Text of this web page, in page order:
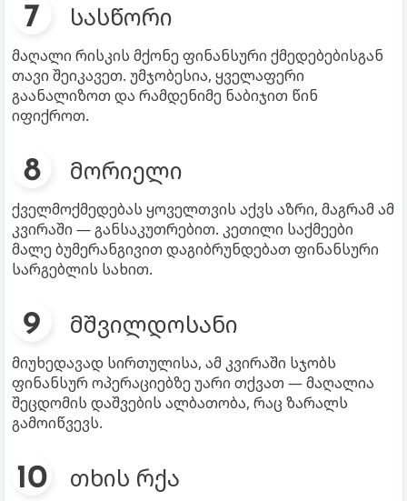
სასწორი
მაღალი რისკის მქონე ფინანსური ქმედებებისგან
თავი შეიკავეთ. უმჯობესია, ყველაფერი
გაანალიზოთ და რამდენიმე ნაბიჯით წინ
იფიქროთ.
მორიელი
ქველმოქმედებას ყოველთვის აქვს აზრი, მაგრამ ამ
კვირაში — განსაკუთრებით. კეთილი საქმეები
მალე ბუმერანგივით დაგიბრუნდებათ ფინანსური
სარგებლის სახით.
მშვილდოსანი
მიუხედავად სირთულისა, ამ კვირაში სჯობს
ფინანსურ ოპერაციებზე უარი თქვათ — მაღალია
შეცდომის დაშვების ალბათობა, რაც ზარალს
გამოიწვევს.
თხის რქა